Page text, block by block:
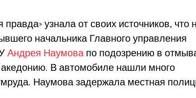
узнала от своих источников, что
начальника Главного управления
Андрея Наумова по подозрению в
В автомобиле нашли много
Наумова задержала местная